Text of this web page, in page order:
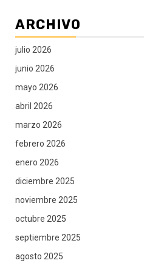
ARCHIVO
julio 2026
junio 2026
mayo 2026
abril 2026
marzo 2026
febrero 2026
enero 2026
diciembre 2025
noviembre 2025
octubre 2025
septiembre 2025
agosto 2025